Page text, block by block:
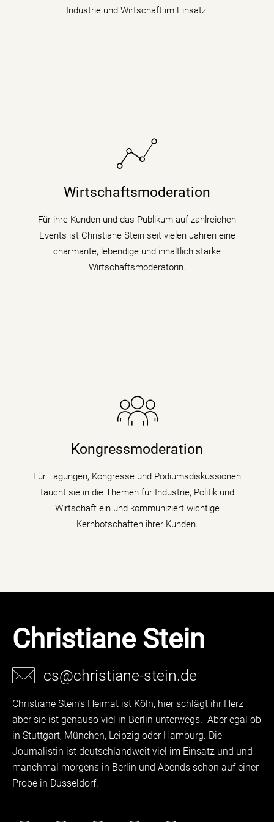
Industrie und Wirtschaft im Einsatz.
Wirtschaftsmoderation
Für ihre Kunden und das Publikum auf zahlreichen
Events ist Christiane Stein seit vielen Jahren eine
charmante, lebendige und inhaltlich starke
Wirtschaftsmoderatorin.
Sie bringt fundiertes Hintergrundwissen (Digitalisierung
politische Zusammenhänge auf Podiumsdiskussionen
mehr erfahren
Kongressmoderation
Für Tagungen, Kongresse und Podiumsdiskussionen
taucht sie in die Themen für Industrie, Politik und
Wirtschaft ein und kommuniziert wichtige
Kernbotschaften ihrer Kunden.
Die Nachrichenjournalistin eröffnet Vorständen,
Ministern und Wirtschaftsgrößen die Bühne auf
Kongressen und Fachtagungen und füllt
Podiumsdiskussionen und Talks mit Kompetenz,
Charme und Lebendigkeit.
mehr erfahren
Christiane Stein
cs@christiane-stein.de
Christiane Stein’s Heimat ist Köln, hier schlägt ihr Herz
aber sie ist genauso viel in Berlin unterwegs. Aber egal ob
in Stuttgart, München, Leipzig oder Hamburg. Die
Journalistin ist deutschlandweit viel im Einsatz und und
manchmal morgens in Berlin und Abends schon auf einer
Probe in Düsseldorf.